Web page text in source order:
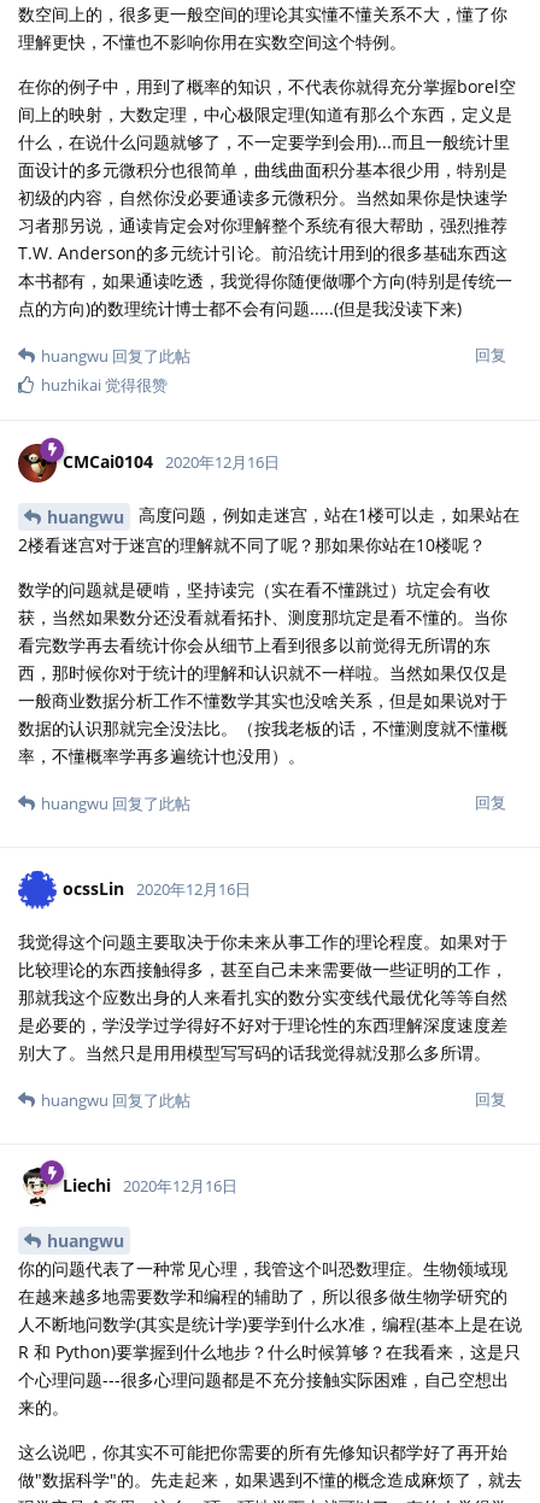
数空间上的，很多更一般空间的理论其实懂不懂关系不大，懂了你
理解更快，不懂也不影响你用在实数空间这个特例。
在你的例子中，用到了概率的知识，不代表你就得充分掌握borel空
间上的映射，大数定理，中心极限定理(知道有那么个东西，定义是
什么，在说什么问题就够了，不一定要学到会用)...而且一般统计里
面设计的多元微积分也很简单，曲线曲面积分基本很少用，特别是
初级的内容，自然你没必要通读多元微积分。当然如果你是快速学
习者那另说，通读肯定会对你理解整个系统有很大帮助，强烈推荐
T.W. Anderson的多元统计引论。前沿统计用到的很多基础东西这
本书都有，如果通读吃透，我觉得你随便做哪个方向(特别是传统一
点的方向)的数理统计博士都不会有问题.....(但是我没读下来)
回复
huangwu 回复了此帖
huzhikai觉得很赞
CMCai0104 2020年12月16日
huangwu
高度问题，例如走迷宫，站在1楼可以走，如果站在
2楼看迷宫对于迷宫的理解就不同了呢？那如果你站在10楼呢？
数学的问题就是硬啃，坚持读完（实在看不懂跳过）坑定会有收
获，当然如果数分还没看就看拓扑、测度那坑定是看不懂的。当你
看完数学再去看统计你会从细节上看到很多以前觉得无所谓的东
西，那时候你对于统计的理解和认识就不一样啦。当然如果仅仅是
一般商业数据分析工作不懂数学其实也没啥关系，但是如果说对于
数据的认识那就完全没法比。（按我老板的话，不懂测度就不懂概
率，不懂概率学再多遍统计也没用）。
回复
huangwu 回复了此帖
ocssLin 2020年12月16日
我觉得这个问题主要取决于你未来从事工作的理论程度。如果对于
比较理论的东西接触得多，甚至自己未来需要做一些证明的工作，
那就我这个应数出身的人来看扎实的数分实变线代最优化等等自然
是必要的，学没学过学得好不好对于理论性的东西理解深度速度差
别大了。当然只是用用模型写写码的话我觉得就没那么多所谓。
回复
huangwu 回复了此帖
Liechi 2020年12月16日
huangwu
你的问题代表了一种常见心理，我管这个叫恐数理症。生物领域现
在越来越多地需要数学和编程的辅助了，所以很多做生物学研究的
人不断地问数学(其实是统计学)要学到什么水准，编程(基本上是在说
R 和 Python)要掌握到什么地步？什么时候算够？在我看来，这是只
个心理问题---很多心理问题都是不充分接触实际困难，自己空想出
来的。
这么说吧，你其实不可能把你需要的所有先修知识都学好了再开始
做"数据科学"的。先走起来，如果遇到不懂的概念造成麻烦了，就去